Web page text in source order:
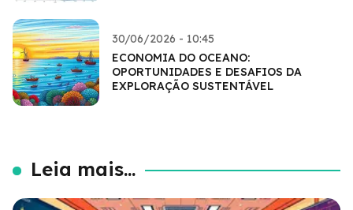
30/06/2026 - 10:45
ECONOMIA DO OCEANO:
OPORTUNIDADES E DESAFIOS DA
EXPLORAÇÃO SUSTENTÁVEL
Leia mais...